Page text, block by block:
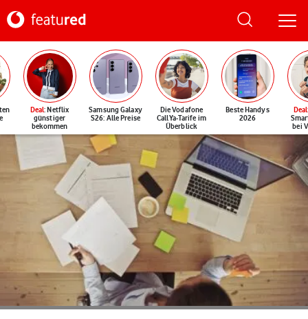
Deal: Netflix
günstiger
bekommen
Samsung Galaxy
S26: Alle Preise
Die Vodafone
CallYa-Tarife im
Überblick
Beste Handys
2026
Deal
bei